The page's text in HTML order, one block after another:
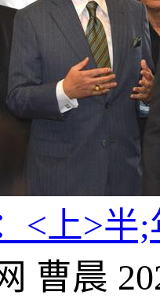
<上>半
曹晨